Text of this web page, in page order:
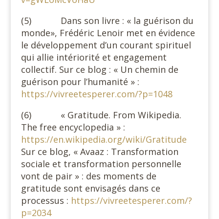
(5) Dans son livre : « la guérison du
monde», Frédéric Lenoir met en évidence
le développement d’un courant spirituel
qui allie intériorité et engagement
collectif. Sur ce blog : « Un chemin de
guérison pour l’humanité » :
https://vivreetesperer.com/?p=1048
(6) « Gratitude. From Wikipedia.
The free encyclopedia » :
https://en.wikipedia.org/wiki/Gratitude
Sur ce blog, « Avaaz : Transformation
sociale et transformation personnelle
vont de pair » : des moments de
gratitude sont envisagés dans ce
processus : https://vivreetesperer.com/?
p=2034